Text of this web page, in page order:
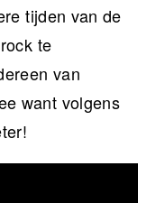
tijden van de
te
van
want volgens